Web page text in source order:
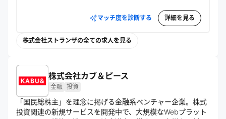
マッチ度を診断する 詳細を見る
株式会社ストランザの全ての求人を見る
株式会社カブ＆ピース
金融 投資
「国民総株主」を理念に掲げる金融系ベンチャー企業。株式
投資関連の新規サービスを開発中で、大規模なWebプラット